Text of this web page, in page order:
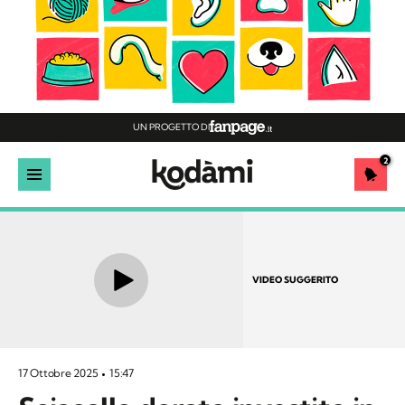
UN PROGETTO DI
2
VIDEO SUGGERITO
17 Ottobre 2025 15:47